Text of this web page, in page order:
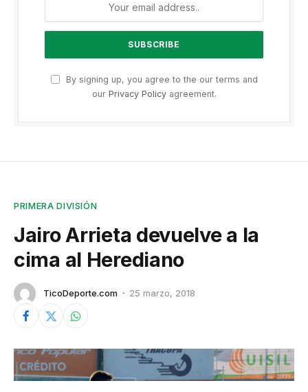
By signing up, you agree to the our terms and
our Privacy Policyagreement.
PRIMERA DIVISIÓN
Jairo Arrieta devuelve a la
cima al Herediano
TicoDeporte.com 25 marzo, 2018